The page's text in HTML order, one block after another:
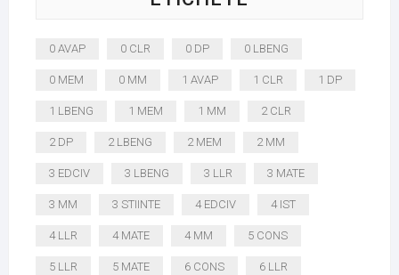
0 AVAP 0 CLR 0 DP 0 LBENG
0 MEM 0 MM 1 AVAP 1 CLR 1 DP
1 LBENG 1 MEM 1 MM 2 CLR
2 DP 2 LBENG 2 MEM 2 MM
3 EDCIV 3 LBENG 3 LLR 3 MATE
3 MM 3 STIINTE 4 EDCIV 4 IST
4 LLR 4 MATE 4 MM 5 CONS
5 LLR 5 MATE 6 CONS 6 LLR